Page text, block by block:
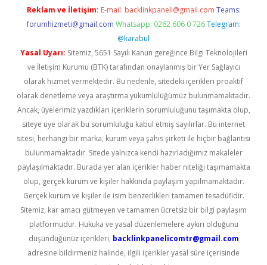
Reklam ve İletişim: E-mail: backlinkpaneli@gmail.com Teams:
forumhizmeti@gmail.com Whatsapp: 0262 606 0 726 Telegram:
@karabul
Yasal Uyarı: Sitemiz, 5651 Sayılı Kanun gereğince Bilgi Teknolojileri
ve İletişim Kurumu (BTK) tarafından onaylanmış bir Yer Sağlayıcı
olarak hizmet vermektedir. Bu nedenle, sitedeki içerikleri proaktif
olarak denetleme veya araştırma yükümlülüğümüz bulunmamaktadır.
Ancak, üyelerimiz yazdıkları içeriklerin sorumluluğunu taşımakta olup,
siteye üye olarak bu sorumluluğu kabul etmiş sayılırlar. Bu internet
sitesi, herhangi bir marka, kurum veya şahıs şirketi ile hiçbir bağlantısı
bulunmamaktadır. Sitede yalnızca kendi hazırladığımız makaleler
paylaşılmaktadır. Burada yer alan içerikler haber niteliği taşımamakta
olup, gerçek kurum ve kişiler hakkında paylaşım yapılmamaktadır.
Gerçek kurum ve kişiler ile isim benzerlikleri tamamen tesadüfidir.
Sitemiz, kar amacı gütmeyen ve tamamen ücretsiz bir bilgi paylaşım
platformudur. Hukuka ve yasal düzenlemelere aykırı olduğunu
düşündüğünüz içerikleri, backlinkpanelicomtr@gmail.com
adresine bildirmeniz halinde, ilgili içerikler yasal süre içerisinde